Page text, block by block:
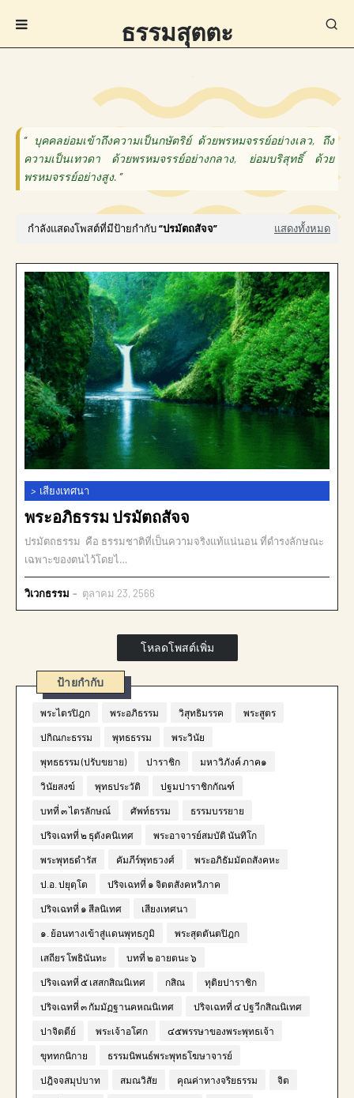
ธรรมสุตตะ
“ บุคคลย่อมเข้าถึงความเป็นกษัตริย์ ด้วยพรหมจรรย์อย่างเลว, ถึง
ความเป็นเทวดา ด้วยพรหมจรรย์อย่างกลาง, ย่อมบริสุทธิ์ ด้วย
พรหมจรรย์อย่างสูง. ”
— ขุ. ชา. มหา. ๒๘/ ๑๙๙. —
กำลังแสดงโพสต์ที่มีป้ายกำกับ ปรมัตถสัจจ แสดงทั้งหมด
> เสียงเทศนา
พระอภิธรรม ปรมัตถสัจจ
ปรมัตถธรรม คือ ธรรมชาติที่เป็นความจริงแท้แน่นอน ที่ดำรงลักษณะ
เฉพาะของตนไว้โดยไ…
วิเวกธรรม ตุลาคม 23, 2566
โหลดโพสต์เพิ่ม
ป้ายกำกับ
พระไตรปิฎก พระอภิธรรม วิสุทธิมรรค พระสูตร
ปกิณกะธรรม พุทธธรรม พระวินัย
พุทธธรรม (ปรับขยาย) ปาราชิก มหาวิภังค์ ภาค๑
วินัยสงฆ์ พุทธประวัติ ปฐมปาราชิกกัณฑ์
บทที่ ๓ ไตรลักษณ์ ศัพท์ธรรม ธรรมบรรยาย
ปริจเฉทที่ ๒ ธุตังคนิเทศ พระอาจารย์สมบัติ นันทิโก
พระพุทธดำรัส คัมภีร์พุทธวงศ์ พระอภิธัมมัตถสังคหะ
ป.อ. ปยุตฺโต ปริจเฉทที่ ๑ จิตตสังคหวิภาค
ปริจเฉทที่ ๑ สีลนิเทศ เสียงเทศนา
๑. ย้อนทางเข้าสู่แดนพุทธภูมิ พระสุตตันตปิฎก
เสถียร โพธินันทะ บทที่ ๒ อายตนะ ๖
ปริจเฉทที่ ๕ เสสกสิณนิเทศ กสิณ ทุติยปาราชิก
ปริจเฉทที่ ๓ กัมมัฏฐานคหณนิเทศ ปริจเฉทที่ ๔ ปฐวีกสิณนิเทศ
ปาจิตตีย์ พระเจ้าอโศก ๔๕พรรษาของพระพุทธเจ้า
ขุททกนิกาย ธรรมนิพนธ์พระพุทธโฆษาจารย์
ปฎิจจสมุปบาท สมณวิสัย คุณค่าทางจริยธรรม จิต